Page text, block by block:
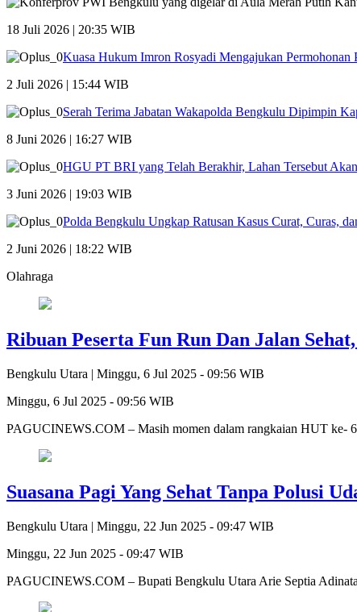
18 Juli 2026 | 20:35 WIB
Kuasa Hukum Imron Rosyadi Mengajukan Permohonan
2 Juli 2026 | 15:44 WIB
Serah Terima Jabatan Wakapolda Bengkulu Dipimpin
8 Juni 2026 | 16:27 WIB
HGU PT BRI yang Telah Berakhir, Lahan Tersebut
3 Juni 2026 | 19:03 WIB
Polda Bengkulu Ungkap Ratusan Kasus Curat, Curas,
2 Juni 2026 | 18:22 WIB
Olahraga
Ribuan Peserta Fun Run Dan Jalan
Bengkulu Utara | Minggu, 6 Jul 2025 - 09:56 WIB
Minggu, 6 Jul 2025 - 09:56 WIB
PAGUCINEWS.COM – Masih momen dalam rangkaian HUT
Suasana Pagi Yang Sehat Tanpa Polusi
Bengkulu Utara | Minggu, 22 Jun 2025 - 09:47 WIB
Minggu, 22 Jun 2025 - 09:47 WIB
PAGUCINEWS.COM – Bupati Bengkulu Utara Arie Septia